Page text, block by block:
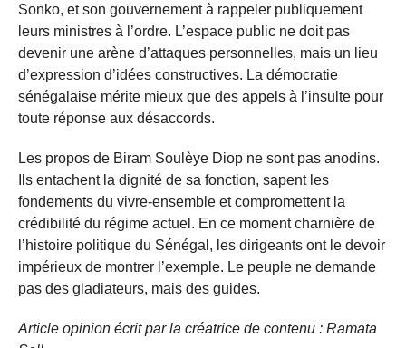
Sonko, et son gouvernement à rappeler publiquement
leurs ministres à l’ordre. L’espace public ne doit pas
devenir une arène d’attaques personnelles, mais un lieu
d’expression d’idées constructives. La démocratie
sénégalaise mérite mieux que des appels à l’insulte pour
toute réponse aux désaccords.
Les propos de Biram Soulèye Diop ne sont pas anodins.
Ils entachent la dignité de sa fonction, sapent les
fondements du vivre-ensemble et compromettent la
crédibilité du régime actuel. En ce moment charnière de
l’histoire politique du Sénégal, les dirigeants ont le devoir
impérieux de montrer l’exemple. Le peuple ne demande
pas des gladiateurs, mais des guides.
Article opinion écrit par la créatrice de contenu : Ramata